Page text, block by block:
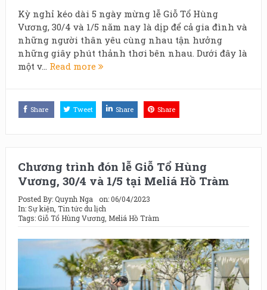
Kỳ nghỉ kéo dài 5 ngày mừng lễ Giỗ Tổ Hùng
Vương, 30/4 và 1/5 năm nay là dịp để cả gia đình và
những người thân yêu cùng nhau tận hưởng
những giây phút thảnh thơi bên nhau. Dưới đây là
một v... Read more
Share Tweet Share Share
Chương trình đón lễ Giỗ Tổ Hùng
Vương, 30/4 và 1/5 tại Meliá Hồ Tràm
Posted By:Quynh Nga on:06/04/2023
In:Sự kiện Tin tức du lịch
Tags:Giỗ Tổ Hùng Vương, Meliá Hồ Tràm